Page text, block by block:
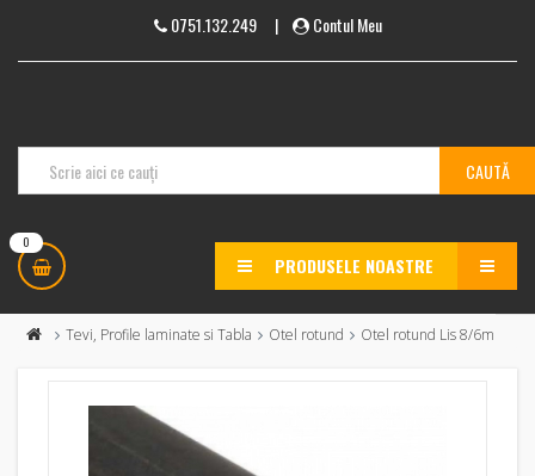
0751.132.249| Contul Meu
0
PRODUSELE NOASTRE MENU
Tevi, Profile laminate si Tabla Otel rotund Otel rotund Lis 8/6m